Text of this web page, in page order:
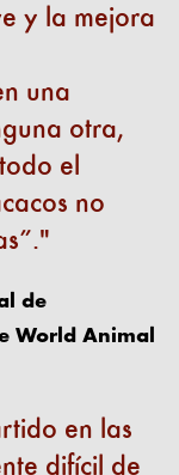
y la mejora
una
otra,
el
no
de
World Animal
en las
difícil de